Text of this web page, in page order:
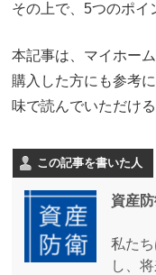
その上で、5つのポイ
本記事は、マイホー
購入した方にも参考
味で読んでいただける
この記事を書いた人
資産
私た
し、